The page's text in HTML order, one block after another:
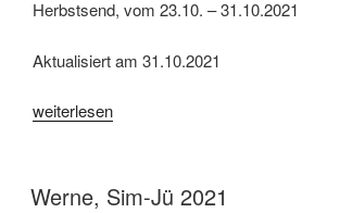
Herbstsend, vom 23.10. – 31.10.2021
Aktualisiert am 31.10.2021
„Münster,
weiterlesen
Werne, Sim-Jü 2021